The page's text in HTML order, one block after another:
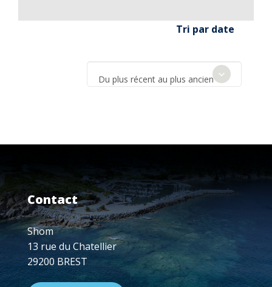
Tri par date
Du plus récent au plus ancien
Contact
Shom
13 rue du Chatellier
29200 BREST